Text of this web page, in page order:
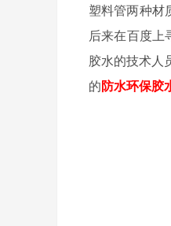
塑料管两种材
后来在百度上
胶水的技术人
的防水环保胶